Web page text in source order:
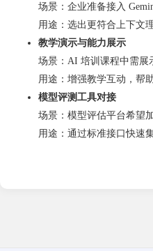
场景：企业准备接入
用途：选出更符合上下文
教学演示与能力展示
场景：AI 培训课程中需展
用途：增强教学互动，帮
模型评测工具对接
场景：模型评估平台希望
用途：通过标准接口快速